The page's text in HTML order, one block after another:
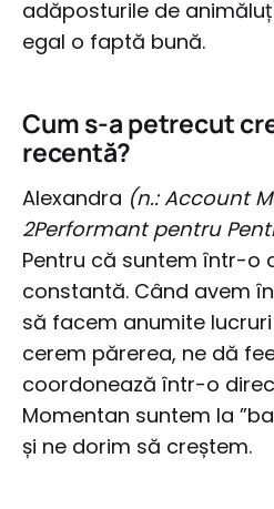
adăposturile de
egal o faptă bună.
Cum s-a petrecut
recentă?
Alexandra (n.: Account
2Performant pentru
Pentru că suntem într-o
constantă. Când avem
să facem anumite lucruri
cerem părerea, ne dă
coordonează într-o
Momentan suntem la
și ne dorim să creștem.